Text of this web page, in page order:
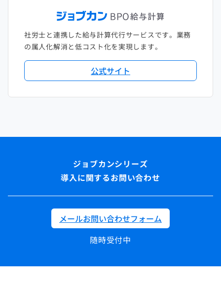
社労士と連携した給与計算代行サービスです。業務
の属人化解消と低コスト化を実現します。
公式サイト
導入に関するお問い合わせ
メールお問い合わせフォーム
随時受付中